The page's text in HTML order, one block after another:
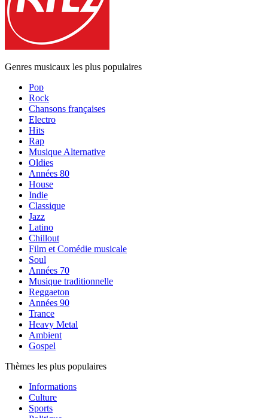
Genres musicaux les plus populaires
Pop
Rock
Chansons françaises
Electro
Hits
Rap
Musique Alternative
Oldies
Années 80
House
Indie
Classique
Jazz
Latino
Chillout
Film et Comédie musicale
Soul
Années 70
Musique traditionnelle
Reggaeton
Années 90
Trance
Heavy Metal
Ambient
Gospel
Thèmes les plus populaires
Informations
Culture
Sports